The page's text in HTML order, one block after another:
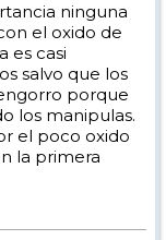
ninguna
el oxido de
es casi
salvo que los
porque
los manipulas.
el poco oxido
la primera